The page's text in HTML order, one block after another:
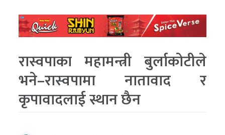
रास्वपाका महामन्त्री बुर्लाकोटीले
भने–रास्वपामा नातावाद र
कृपावादलाई स्थान छैन